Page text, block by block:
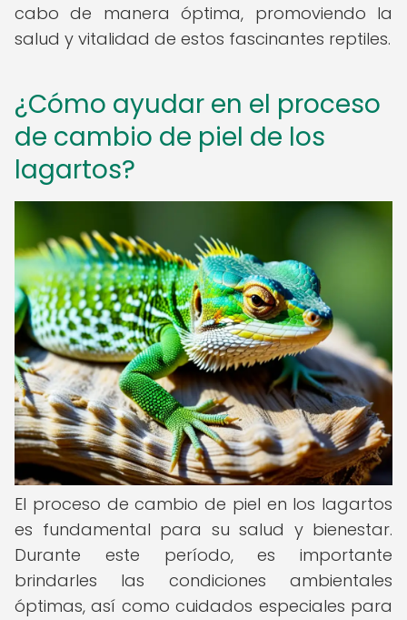
cabo de manera óptima, promoviendo la
salud y vitalidad de estos fascinantes reptiles.
¿Cómo ayudar en el proceso
de cambio de piel de los
lagartos?
El proceso de cambio de piel en los lagartos
es fundamental para su salud y bienestar.
Durante este período, es importante
brindarles las condiciones ambientales
óptimas, así como cuidados especiales para